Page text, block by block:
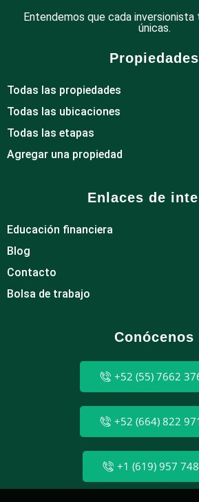
Entendemos que cada
únicas.
Propiedades
Todas las propiedades
Todas las ubicaciones
Todas las etapas
Agregar una propiedad
Enlaces de
Educación financiera
Blog
Contacto
Bolsa de trabajo
Conócenos
+52 (55) 7662
+52 (664) 822
+1 (619) 957